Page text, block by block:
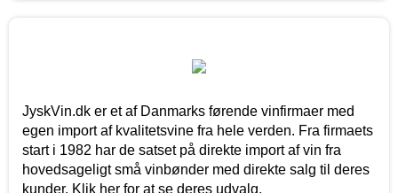
JyskVin.dk er et af Danmarks førende vinfirmaer med
egen import af kvalitetsvine fra hele verden. Fra firmaets
start i 1982 har de satset på direkte import af vin fra
hovedsageligt små vinbønder med direkte salg til deres
kunder. Klik her for at se deres udvalg.